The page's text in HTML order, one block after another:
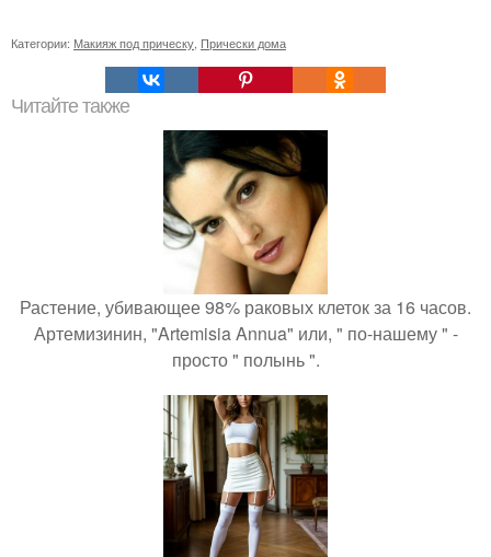
Категории: Макияж под прическу Прически дома
Читайте также
Растение, убивающее 98% раковых клеток за 16 часов.
Артемизинин, "Artemisia Annua" или, " по-нашему " -
просто " полынь ".